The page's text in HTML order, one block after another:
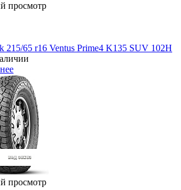
просмотр
215/65 r16 Ventus Prime4 K135 SUV 102H
просмотр